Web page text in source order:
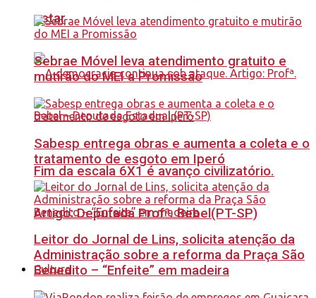
estar
Fim da escala 6X1 é avanço civilizatório.
Artigo: Deputada Profª. Bebel(PT-SP)
Cultura
Sebrae Móvel leva atendimento gratuito e
mutirão do MEI a Promissão
Sabesp entrega obras e aumenta a coleta e o
tratamento de esgoto em Iperó
Leitor do Jornal de Lins, solicita atenção da
Administração sobre a reforma da Praça São
Benedito – “Enfeite” em madeira